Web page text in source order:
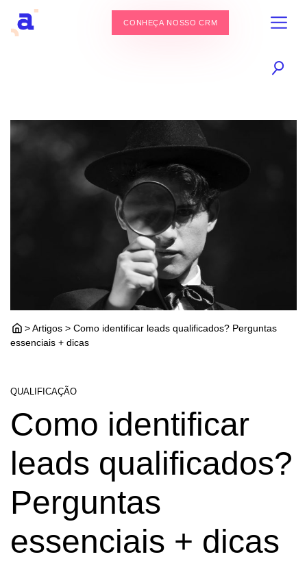
CONHEÇA NOSSO CRM
> Artigos > Como identificar leads qualificados? Perguntas
essenciais + dicas
QUALIFICAÇÃO
Como identificar
leads qualificados?
Perguntas
essenciais + dicas